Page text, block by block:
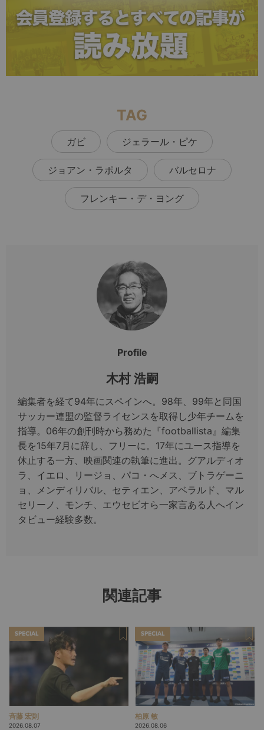
TAG
ガビ ジェラール・ピケ
ジョアン・ラポルタ バルセロナ
フレンキー・デ・ヨング
Profile
木村 浩嗣
編集者を経て94年にスペインへ。98年、99年と同国
サッカー連盟の監督ライセンスを取得し少年チームを
指導。06年の創刊時から務めた『footballista』編集
長を15年7月に辞し、フリーに。17年にユース指導を
休止する一方、映画関連の執筆に進出。グアルディオ
ラ、イエロ、リージョ、パコ・へメス、ブトラゲーニ
ョ、メンディリバル、セティエン、アベラルド、マル
セリーノ、モンチ、エウセビオら一家言ある人へイン
タビュー経験多数。
関連記事
SPECIAL
斉藤 宏則
2026.08.07
SPECIAL
柏原 敏
2026.08.06